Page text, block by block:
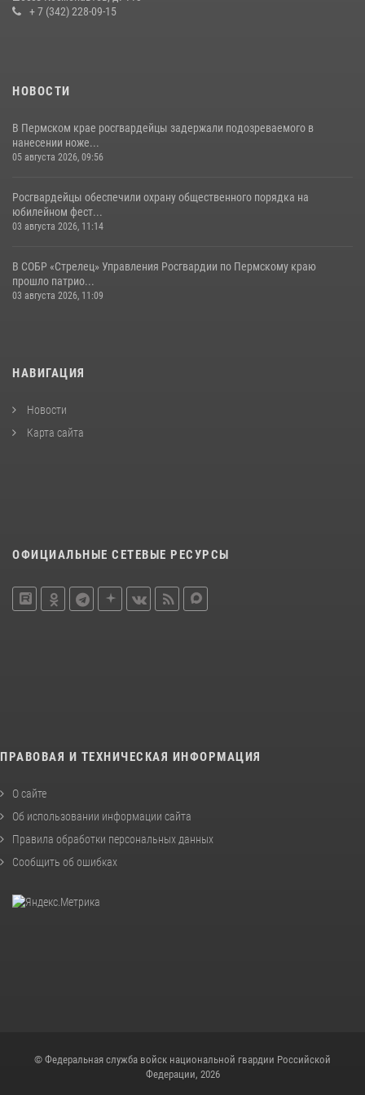
вакансий
+ 7 (342) 228-09-15
НОВОСТИ
В Пермском крае росгвардейцы задержали подозреваемого в
нанесении ноже...
05 августа 2026, 09:56
Росгвардейцы обеспечили охрану общественного порядка на
юбилейном фест...
03 августа 2026, 11:14
В СОБР «Стрелец» Управления Росгвардии по Пермскому краю
прошло патрио...
03 августа 2026, 11:09
НАВИГАЦИЯ
Новости
Карта сайта
ОФИЦИАЛЬНЫЕ СЕТЕВЫЕ РЕСУРСЫ
ПРАВОВАЯ И ТЕХНИЧЕСКАЯ ИНФОРМАЦИЯ
О сайте
Об использовании информации сайта
Правила обработки персональных данных
Сообщить об ошибках
© Федеральная служба войск национальной гвардии Российской
Федерации, 2026